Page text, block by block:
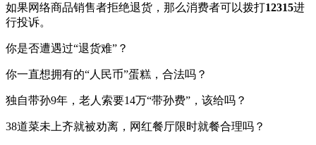
如果网络商品销售者拒绝退货，那么消费者可以拨打12315进
行投诉。
你是否遭遇过“退货难”？
你一直想拥有的“人民币”蛋糕，合法吗？
独自带孙9年，老人索要14万“带孙费”，该给吗？
38道菜未上齐就被劝离，网红餐厅限时就餐合理吗？